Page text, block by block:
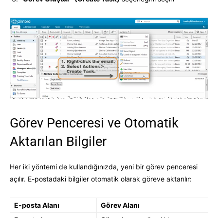
Görev Penceresi ve Otomatik
Aktarılan Bilgiler
Her iki yöntemi de kullandığınızda, yeni bir görev penceresi
açılır. E-postadaki bilgiler otomatik olarak göreve aktarılır:
E-posta Alanı
Görev Alanı